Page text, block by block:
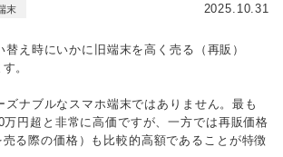
末 2025.10.31
え時にいかに旧端末を高く売る（再販）
。
ナブルなスマホ端末ではありません。最も
円超と非常に高価ですが、一方では再販価格
売る際の価格）も比較的高額であることが特徴